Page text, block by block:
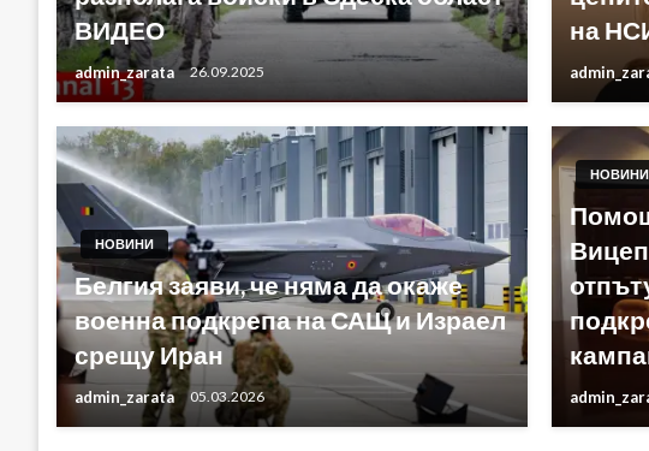
ВИДЕО
admin_zarata 26.09.2025
на
НОВИНИ
Белгия заяви, че няма да окаже
военна подкрепа на САЩ и Израел
срещу Иран
admin_zarata 05.03.2026
НОВИНИ